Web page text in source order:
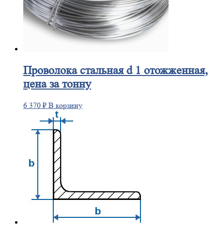
Проволокастальная d 1 отожженная,
цена за тонну
6 370 ₽ В корзину